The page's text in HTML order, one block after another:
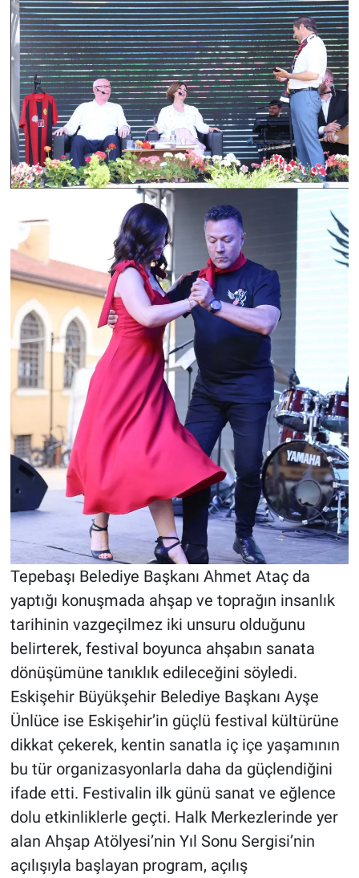
Tepebaşı Belediye Başkanı Ahmet Ataç da
yaptığı konuşmada ahşap ve toprağın insanlık
tarihinin vazgeçilmez iki unsuru olduğunu
belirterek, festival boyunca ahşabın sanata
dönüşümüne tanıklık edileceğini söyledi.
Eskişehir Büyükşehir Belediye Başkanı Ayşe
Ünlüce ise Eskişehir’in güçlü festival kültürüne
dikkat çekerek, kentin sanatla iç içe yaşamının
bu tür organizasyonlarla daha da güçlendiğini
ifade etti. Festivalin ilk günü sanat ve eğlence
dolu etkinliklerle geçti. Halk Merkezlerinde yer
alan Ahşap Atölyesi’nin Yıl Sonu Sergisi’nin
açılışıyla başlayan program, açılış